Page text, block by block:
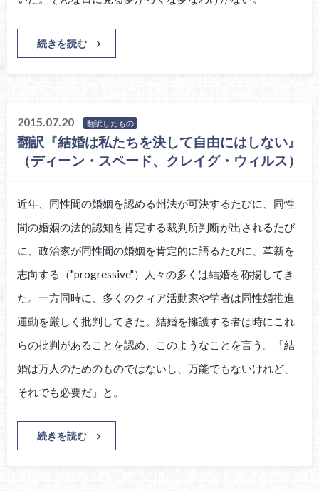
続きを読む
2015.07.20 翻訳したもの
翻訳『結婚は私たちを決して自由にはしない』
（ディーン・スペード、クレイグ・ウィルス）
近年、同性間の婚姻を認める州法が可決するたびに、同性
間の婚姻の法的認知を肯定する裁判所判断が出されるたび
に、政治家が同性間の婚姻を肯定的に語るたびに、革新を
志向する（"progressive"）人々の多くは結婚を称揚してき
た。一方同時に、多くのクィア活動家や学者は同性婚推進
運動を厳しく批判してきた。結婚を擁護する者は時にこれ
らの批判があることを認め、このようなことを言う。「結
婚は万人のためのものではないし、万能でもないけれど、
それでも必要だ」と。
続きを読む